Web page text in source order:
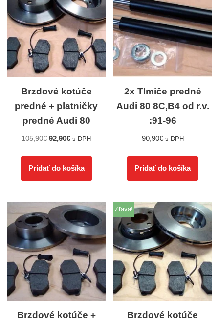
Brzdové kotúče
predné + platničky
predné Audi 80
105,90€ 92,90€ s DPH
Pridať do košíka
2x Tlmiče predné
Audi 80 8C,B4 od r.v.
:91-96
90,90€ s DPH
Pridať do košíka
Brzdové kotúče +
Zľava!
Brzdové kotúče